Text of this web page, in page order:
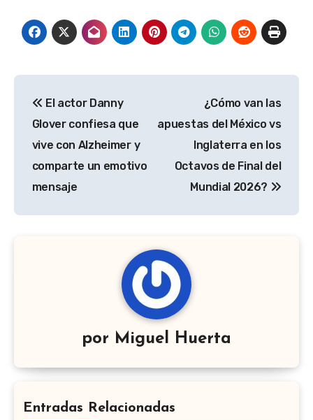
de
entradas
El actor Danny
Glover confiesa que
vive con Alzheimer y
comparte un emotivo
mensaje
¿Cómo van las
apuestas del México vs
Inglaterra en los
Octavos de Final del
Mundial 2026?
por Miguel Huerta
Entradas Relacionadas